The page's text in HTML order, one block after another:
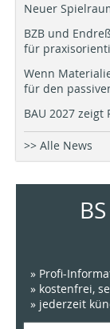
Neuer
BZB und
für
Wenn
für den
BAU 2027
>> Alle News
» Profi-
» kostenfrei,
» jederzeit